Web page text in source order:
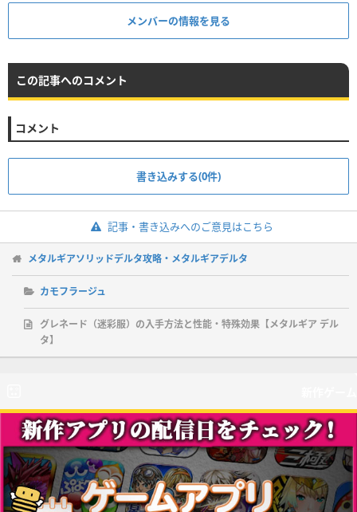
メンバーの情報を見る
この記事へのコメント
コメント
書き込みする(0件)
記事・書き込みへのご意見はこちら
メタルギアソリッドデルタ攻略・メタルギアデルタ
カモフラージュ
グレネード（迷彩服）の入手方法と性能・特殊効果【メタルギア デル
タ】